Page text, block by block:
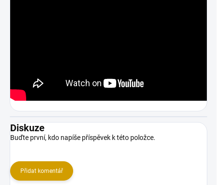
Diskuze
Buďte první, kdo napíše příspěvek k této položce.
Přidat komentář